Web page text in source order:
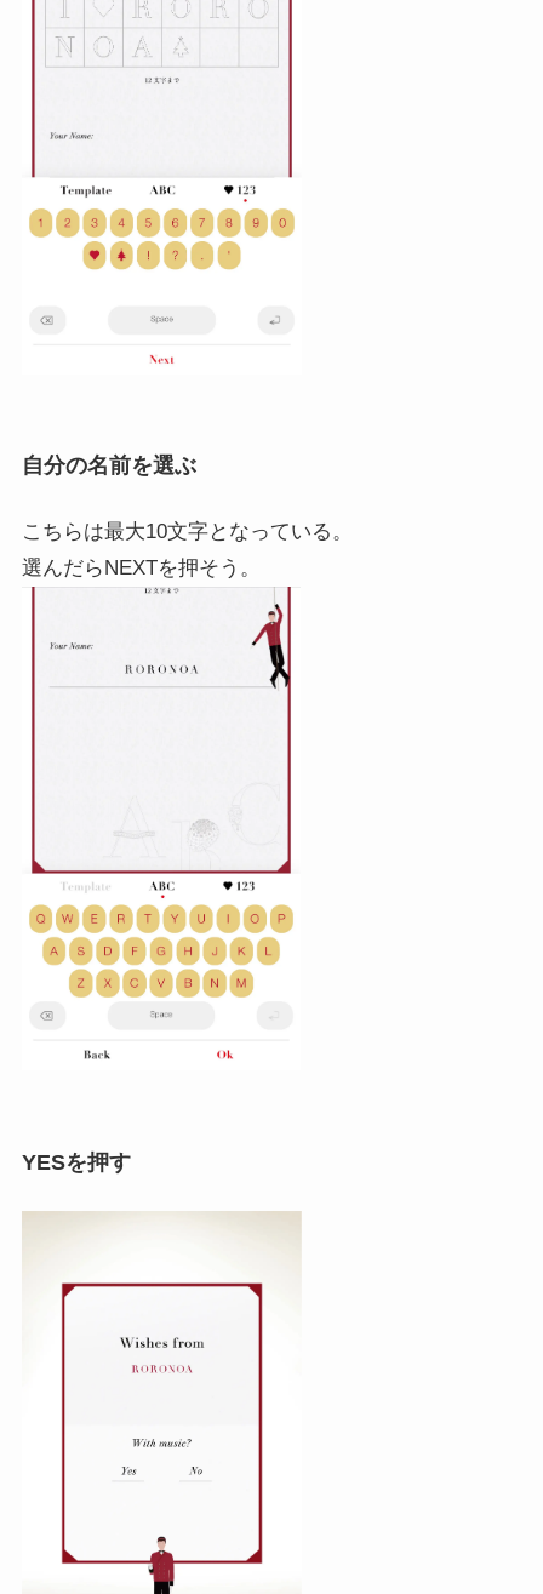
自分の名前を選ぶ
こちらは最大10文字となっている。
選んだらNEXTを押そう。
YESを押す